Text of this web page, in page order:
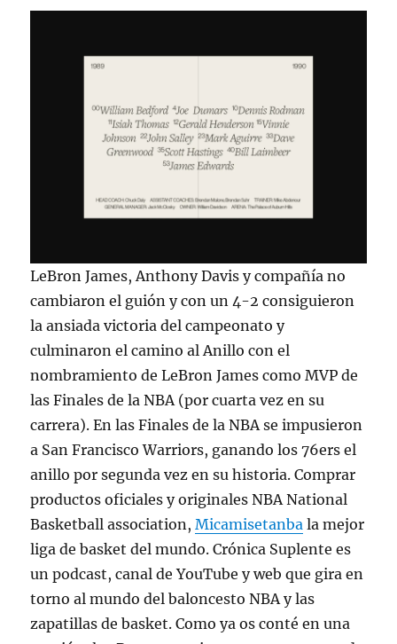
LeBron James, Anthony Davis y compañía no
cambiaron el guión y con un 4-2 consiguieron
la ansiada victoria del campeonato y
culminaron el camino al Anillo con el
nombramiento de LeBron James como MVP de
las Finales de la NBA (por cuarta vez en su
carrera). En las Finales de la NBA se impusieron
a San Francisco Warriors, ganando los 76ers el
anillo por segunda vez en su historia. Comprar
productos oficiales y originales NBA National
Basketball association,Micamisetanba la mejor
liga de basket del mundo. Crónica Suplente es
un podcast, canal de YouTube y web que gira en
torno al mundo del baloncesto NBA y las
zapatillas de basket. Como ya os conté en una